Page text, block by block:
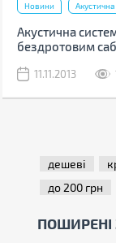
Новини
Акустична
бездротовим
11.11.2013
дешеві
до 200 грн